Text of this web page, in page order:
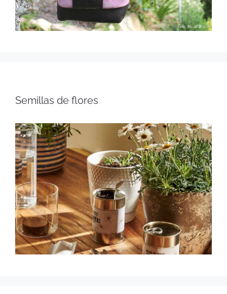
Semillas de flores